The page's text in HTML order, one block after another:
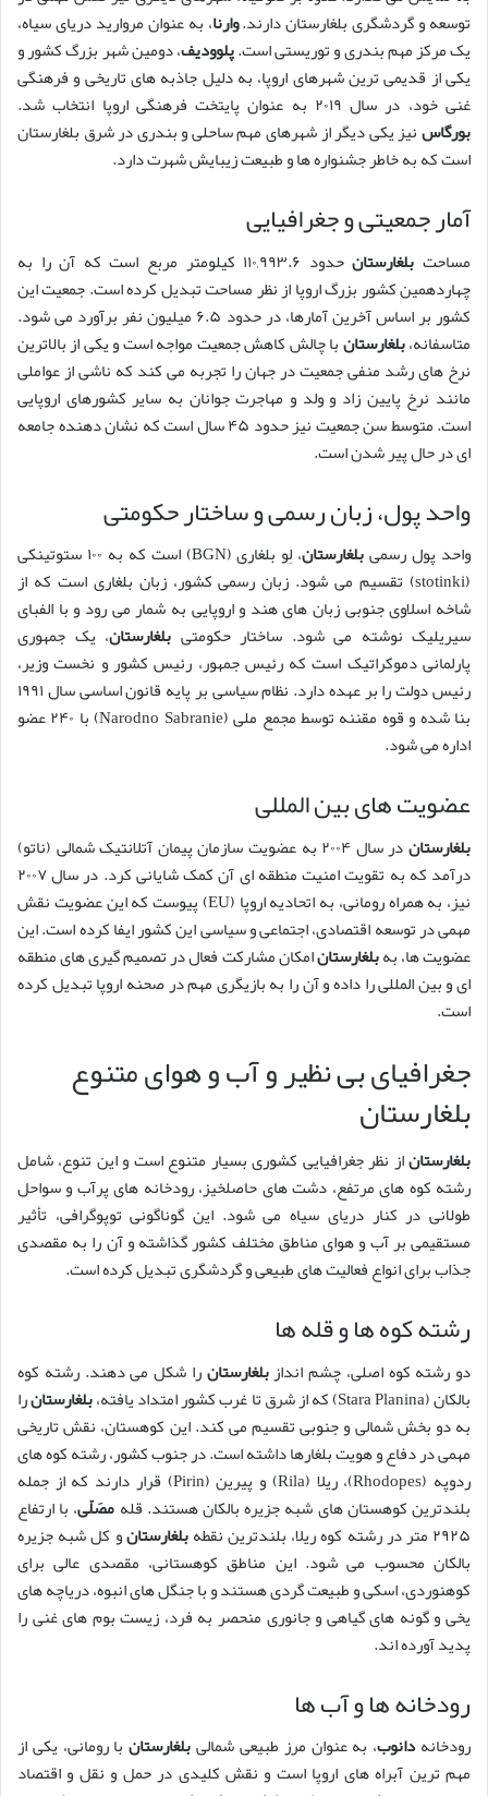
توسعه و گردشگری بلغارستان دارند.وارنا، به عنوان مروارید دریای سیاه،
یک مرکز مهم بندری و توریستی است.پلوودیف، دومین شهر بزرگ کشور و
یکی از قدیمی ترین شهرهای اروپا، به دلیل جاذبه های تاریخی و فرهنگی
غنی خود، در سال ۲۰۱۹ به عنوان پایتخت فرهنگی اروپا انتخاب شد.
بورگاسنیز یکی دیگر از شهرهای مهم ساحلی و بندری در شرق بلغارستان
است که به خاطر جشنواره ها و طبیعت زیبایش شهرت دارد.
آمار جمعیتی و جغرافیایی
مساحت بلغارستان
حدود ۱۱۰,۹۹۳.۶ کیلومتر مربع است که آن را به
چهاردهمین کشور بزرگ اروپا از نظر مساحت تبدیل کرده است. جمعیت این
کشور بر اساس آخرین آمارها، در حدود ۶.۵ میلیون نفر برآورد می شود.
متاسفانه،بلغارستانبا چالش کاهش جمعیت مواجه است و یکی از بالاترین
نرخ های رشد منفی جمعیت در جهان را تجربه می کند که ناشی از عواملی
مانند نرخ پایین زاد و ولد و مهاجرت جوانان به سایر کشورهای اروپایی
است. متوسط سن جمعیت نیز حدود ۴۵ سال است که نشان دهنده جامعه
ای در حال پیر شدن است.
واحد پول، زبان رسمی و ساختار حکومتی
واحد پول رسمیبلغارستان
، لِو بلغاری (BGN) است که به ۱۰۰ ستوتینکی
(stotinki) تقسیم می شود. زبان رسمی کشور، زبان بلغاری است که از
شاخه اسلاوی جنوبی زبان های هند و اروپایی به شمار می رود و با الفبای
سیریلیک نوشته می شود. ساختار حکومتی بلغارستان، یک جمهوری
پارلمانی دموکراتیک است که رئیس جمهور، رئیس کشور و نخست وزیر،
رئیس دولت را بر عهده دارد. نظام سیاسی بر پایه قانون اساسی سال ۱۹۹۱
بنا شده و قوه مقننه توسط مجمع ملی (Narodno Sabranie) با ۲۴۰ عضو
اداره می شود.
عضویت های بین المللی
بلغارستان
در سال ۲۰۰۴ به عضویت سازمان پیمان آتلانتیک شمالی (ناتو)
درآمد که به تقویت امنیت منطقه ای آن کمک شایانی کرد. در سال ۲۰۰۷
نیز، به همراه رومانی، به اتحادیه اروپا (EU) پیوست که این عضویت نقش
مهمی در توسعه اقتصادی، اجتماعی و سیاسی این کشور ایفا کرده است. این
عضویت ها، بهبلغارستانامکان مشارکت فعال در تصمیم گیری های منطقه
ای و بین المللی را داده و آن را به بازیگری مهم در صحنه اروپا تبدیل کرده
است.
جغرافیای بی نظیر و آب و هوای متنوع
بلغارستان
بلغارستاناز نظر جغرافیایی کشوری بسیار متنوع است و این تنوع، شامل
رشته کوه های مرتفع، دشت های حاصلخیز، رودخانه های پرآب و سواحل
طولانی در کنار دریای سیاه می شود. این گوناگونی توپوگرافی، تأثیر
مستقیمی بر آب و هوای مناطق مختلف کشور گذاشته و آن را به مقصدی
جذاب برای انواع فعالیت های طبیعی و گردشگری تبدیل کرده است.
رشته کوه ها و قله ها
دو رشته کوه اصلی، چشم اندازبلغارستانرا شکل می دهند. رشته کوه
بالکان (Stara Planina) که از شرق تا غرب کشور امتداد یافته،
بلغارستانرا
به دو بخش شمالی و جنوبی تقسیم می کند. این کوهستان، نقش تاریخی
مهمی در دفاع و هویت بلغارها داشته است. در جنوب کشور، رشته کوه های
ردوپه (Rhodopes)، ریلا (Rila) و پیرین (Pirin) قرار دارند که از جمله
بلندترین کوهستان های شبه جزیره بالکان هستند. قله مصَلّی، با ارتفاع
۲۹۲۵ متر در رشته کوه ریلا، بلندترین نقطه
بلغارستانو کل شبه جزیره
بالکان محسوب می شود. این مناطق کوهستانی، مقصدی عالی برای
کوهنوردی، اسکی و طبیعت گردی هستند و با جنگل های انبوه، دریاچه های
یخی و گونه های گیاهی و جانوری منحصر به فرد، زیست بوم های غنی را
پدید آورده اند.
رودخانه ها و آب ها
رودخانهدانوب، به عنوان مرز طبیعی شمالیبلغارستانبا رومانی، یکی از
مهم ترین آبراه های اروپا است و نقش کلیدی در حمل و نقل و اقتصاد